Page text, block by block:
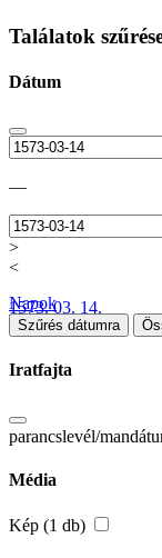
Találatok
Dátum
—
>
<
1573. 03. 14.
Napok
Szűrés dátumra
Iratfajta
parancslevél/
Média
Kép (1 db)